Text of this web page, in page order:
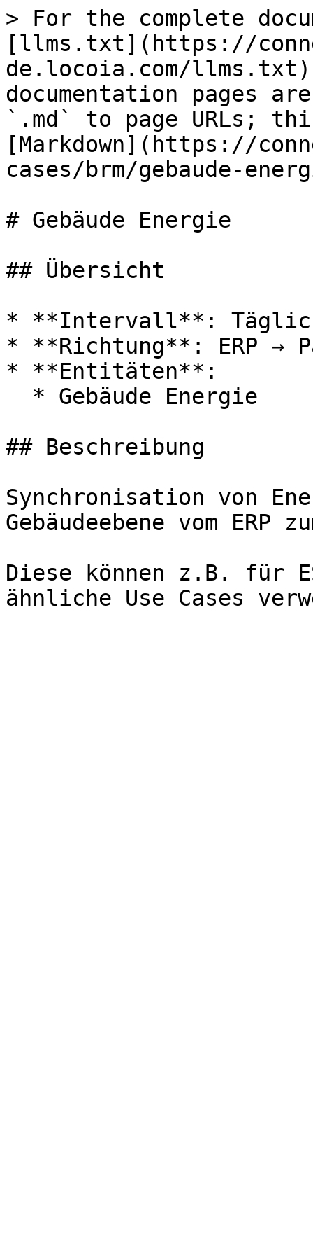
> For the complete
[llms.txt](https://
de.locoia.com/
documentation pages
`.md` to page URLs;
[Markdown](https://
cases/brm/gebaude-
# Gebäude Energie
## Übersicht
* **Intervall**:
* **Richtung**: ERP →
* **Entitäten**:
## Beschreibung
Synchronisation von
Gebäudeebene vom ERP
Diese können z.B. für